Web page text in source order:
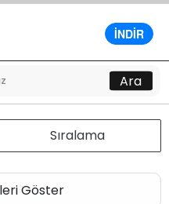
İNDİR0
Ara
Sıralama
Göster